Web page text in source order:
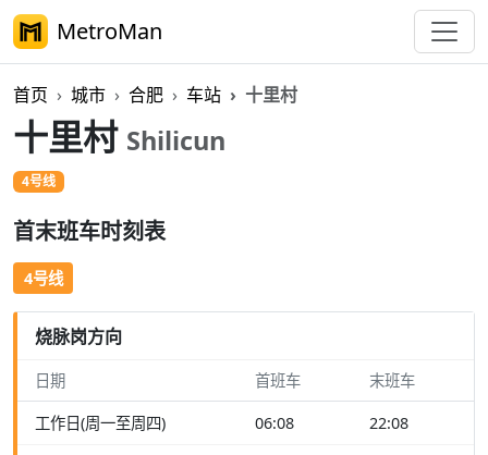
MetroMan
首页 城市 合肥 车站 十里村
十里村 Shilicun
4号线
首末班车时刻表
4号线
烧脉岗方向
日期 首班车 末班车
工作日(周一至周四) 06:08 22:08